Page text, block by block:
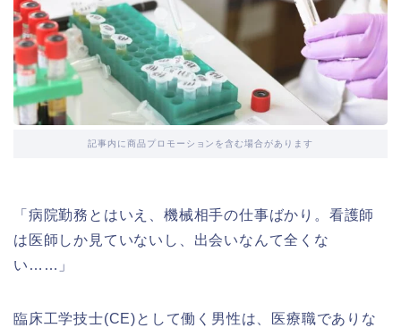
記事内に商品プロモーションを含む場合があります
「病院勤務とはいえ、機械相手の仕事ばかり。看護師
は医師しか見ていないし、出会いなんて全くな
い……」
臨床工学技士(CE)として働く男性は、医療職でありな